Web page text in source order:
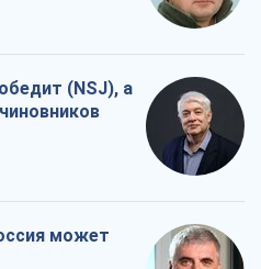
(NSJ), а
может